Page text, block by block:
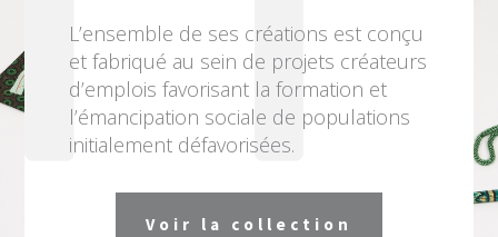
L’ensemble de ses créations est conçu
et fabriqué au sein de projets créateurs
d’emplois favorisant la formation et
l’émancipation sociale de populations
initialement défavorisées.
Voir la collection